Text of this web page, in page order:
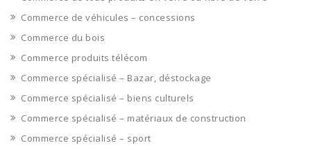
Commerce de véhicules – concessions
Commerce du bois
Commerce produits télécom
Commerce spécialisé – Bazar, déstockage
Commerce spécialisé – biens culturels
Commerce spécialisé – matériaux de construction
Commerce spécialisé – sport